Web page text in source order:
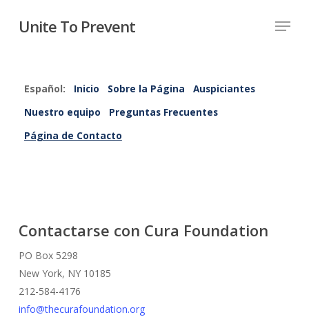
Unite To Prevent
Español: Inicio Sobre la Página
Auspiciantes
Nuestro equipo
Preguntas Frecuentes
Página de Contacto
Contactarse con Cura Foundation
PO Box 5298
New York, NY 10185
212-584-4176
info@thecurafoundation.org